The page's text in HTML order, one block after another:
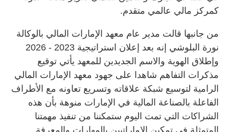
كمركز مالي عالمي متقدم.
من جانبها قالت مدير عام معهد الإمارات المالي بالوكالة
نورة البلوشي إنه بعد إعلان استراتيجية 2023 - 2026
وإطلاق الهوية والاسم الجديدين للمعهد يأتي توقيع
مذكرات التفاهم شاهدا على جهود معهد الإمارات المالي
الرامية لتوسيع شبكة علاقاته وتسريع تعاونه مع الأطراف
الفاعلة بالصناعة المالية في الإمارات منوهة بأن هذه
الشراكات التي تمت اليوم ستمكننا من تنفيذ مهمتنا
المتمثلة في تمكين الإماراتيين بالمهارات والمعرفة